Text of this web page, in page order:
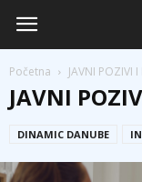
Početna JAVNI POZIVI I
JAVNI
DINAMIC DANUBE